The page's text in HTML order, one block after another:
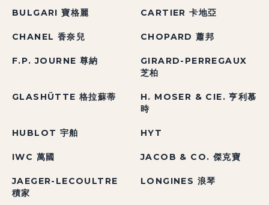
BULGARI 寶格麗 CARTIER 卡地亞
CHANEL 香奈兒 CHOPARD 蕭邦
F.P. JOURNE 尊納
GIRARD-PERREGAUX
芝柏
GLASHÜTTE 格拉蘇蒂
H. MOSER & CIE. 亨利慕
時
HUBLOT 宇舶 HYT
IWC 萬國 JACOB & CO. 傑克寶
JAEGER-LECOULTRE
積家
LONGINES 浪琴